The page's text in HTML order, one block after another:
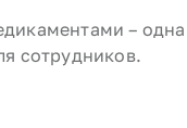
– одна
сотрудников.